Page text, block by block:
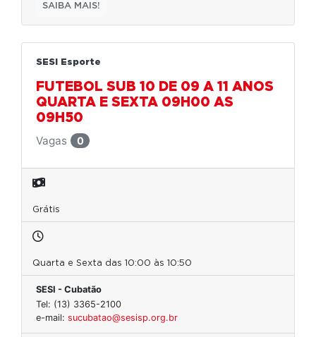
SAIBA MAIS!
SESI Esporte
FUTEBOL SUB 10 DE 09 A 11 ANOS
QUARTA E SEXTA 09H00 AS
09H50
Vagas
0
Grátis
Quarta e Sexta das 10:00 às 10:50
SESI - Cubatão
Tel: (13) 3365-2100
e-mail: sucubatao@sesisp.org.br